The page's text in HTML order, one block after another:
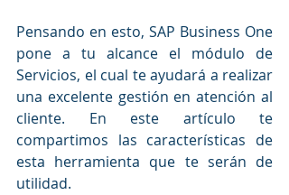
Pensando en esto, SAP Business One
pone a tu alcance el módulo de
Servicios, el cual te ayudará a realizar
una excelente gestión en atención al
cliente. En este artículo te
compartimos las características de
esta herramienta que te serán de
utilidad.